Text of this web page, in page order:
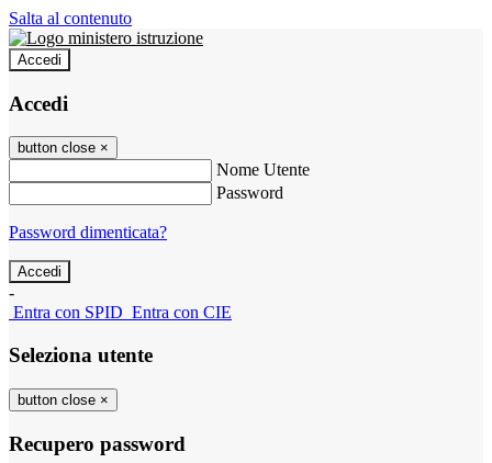
Salta al contenuto
Accedi
Accedi
button close ×
Nome Utente
Password
Password dimenticata?
-
Entra con SPID Entra con CIE
Seleziona utente
button close ×
Recupero password